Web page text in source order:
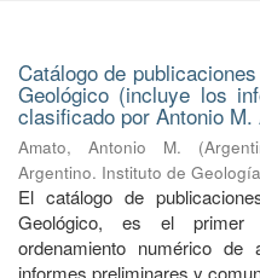
Catálogo de
Geológico (incluye los
clasificado por Antonio
Amato, Antonio M. (
Argentino. Instituto de
El catálogo de
Geológico, es el primer
ordenamiento numérico de
informes preliminares y